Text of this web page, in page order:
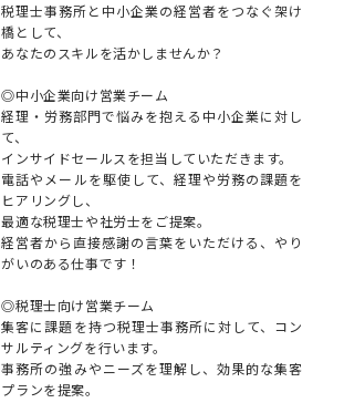
税理士事務所と中小企業の経営者をつなぐ架け
橋として、
あなたのスキルを活かしませんか？
◎中小企業向け営業チーム
経理・労務部門で悩みを抱える中小企業に対し
て、
インサイドセールスを担当していただきます。
電話やメールを駆使して、経理や労務の課題を
ヒアリングし、
最適な税理士や社労士をご提案。
経営者から直接感謝の言葉をいただける、やり
がいのある仕事です！
◎税理士向け営業チーム
集客に課題を持つ税理士事務所に対して、コン
サルティングを行います。
事務所の強みやニーズを理解し、効果的な集客
プランを提案。